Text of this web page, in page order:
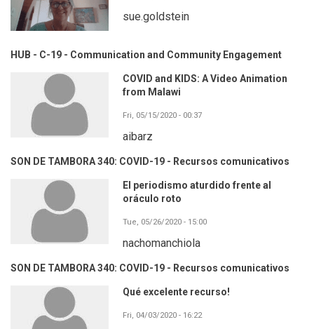
sue.goldstein
HUB - C-19 - Communication and Community Engagement
COVID and KIDS: A Video Animation
from Malawi
Fri, 05/15/2020 - 00:37
aibarz
SON DE TAMBORA 340: COVID-19 - Recursos comunicativos
El periodismo aturdido frente al
oráculo roto
Tue, 05/26/2020 - 15:00
nachomanchiola
SON DE TAMBORA 340: COVID-19 - Recursos comunicativos
Qué excelente recurso!
Fri, 04/03/2020 - 16:22